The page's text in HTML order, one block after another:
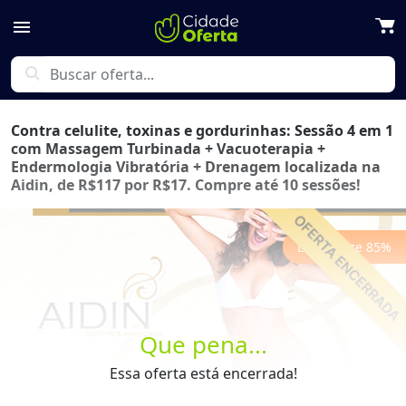
menu
search
Que pena...
Essa oferta está encerrada!
Contra celulite, toxinas e gordurinhas: Sessão 4 em 1
com Massagem Turbinada + Vacuoterapia +
Endermologia Vibratória + Drenagem localizada na
Aidin, de R$117 por R$17. Compre até 10 sessões!
Economize 85%